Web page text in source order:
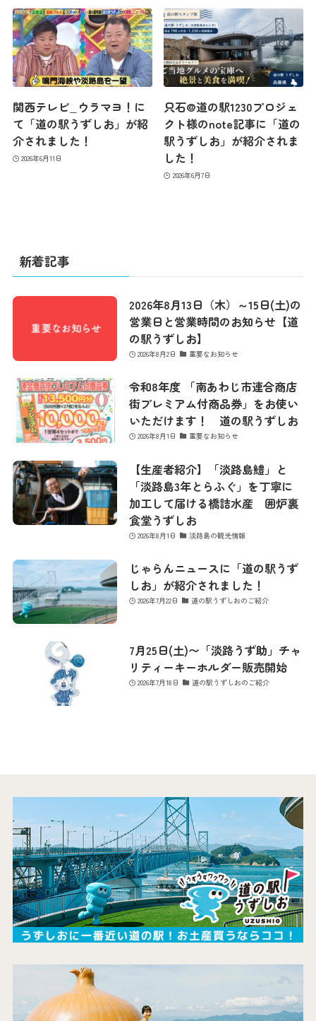
コンテンツ
アクセス
館内のご案内
営業カレンダー
関西テレビ_ウラマヨ！に
て「道の駅うずしお」が紹
介されました！
2026年6月11日
只石@道の駅1230プロジェ
クト様のnote記事に「道の
駅うずしお」が紹介されま
した！
2026年6月7日
新着記事
2026年8月13日（木）～15日(土)の
営業日と営業時間のお知らせ【道
の駅うずしお】
2026年8月2日 重要なお知らせ
令和8年度 「南あわじ市連合商店
街プレミアム付商品券」をお使い
いただけます！ 道の駅うずしお
2026年8月1日 重要なお知らせ
【生産者紹介】「淡路島鱧」と
「淡路島3年とらふぐ」を丁寧に
加工して届ける橋詰水産 囲炉裏
食堂うずしお
2026年8月1日 淡路島の観光情報
じゃらんニュースに「道の駅うず
しお」が紹介されました！
2026年7月22日 道の駅うずしおのご紹介
7月25日(土)〜「淡路うず助」チャ
リティーキーホルダー販売開始
2026年7月18日 道の駅うずしおのご紹介